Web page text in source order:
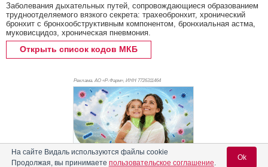
Заболевания дыхательных путей, сопровождающиеся образованием
трудноотделяемого вязкого секрета: трахеобронхит, хронический
бронхит с бронхообструктивным компонентом, бронхиальная астма,
муковисцидоз, хроническая пневмония.
Открыть список кодов МКБ
Реклама. АО «Р-Фарм», ИНН 7726311464
На сайте Видаль используются файлы cookie
Продолжая, вы принимаете пользовательское соглашение.
Ok